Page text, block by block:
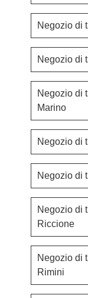
Negozio di
Negozio di
Negozio di
Marino
Negozio di
Negozio di
Negozio di
Riccione
Negozio di
Rimini